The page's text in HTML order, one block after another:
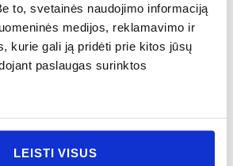
to, svetainės naudojimo informaciją
medijos, reklamavimo ir
kurie gali ją pridėti prie kitos jūsų
paslaugas surinktos
LEISTI VISUS
krosnelėje ir plauti indaplovėje.